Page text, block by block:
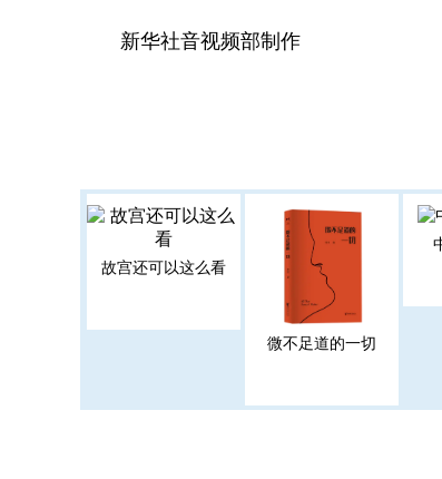
新华社音视频部制作
故宫还可以这么看
微不足道的一切